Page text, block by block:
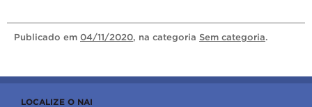
Publicado em 04/11/2020, na categoria Sem categoria.
LOCALIZE O NAI